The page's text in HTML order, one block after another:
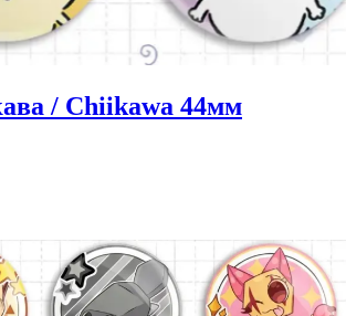
/ Chiikawa 44мм